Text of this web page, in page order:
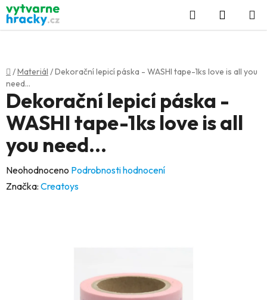
Přejít
na
obsah
Hledat
KOŠÍK
Domů
/Materiál /Dekorační lepicí páska - WASHI tape-1ks love is all you
need...
Dekorační lepicí páska -
WASHI tape-1ks love is all
you need...
Průměrné
hodnocení
Neohodnoceno Podrobnosti hodnocení
Značka: Creatoys